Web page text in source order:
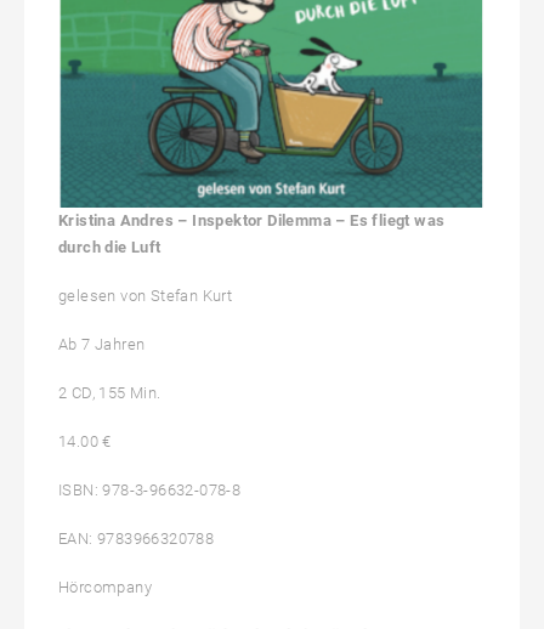
Kristina Andres – Inspektor Dilemma – Es fliegt was
durch die Luft
gelesen von Stefan Kurt
Ab 7 Jahren
2 CD, 155 Min.
14.00 €
ISBN: 978-3-96632-078-8
EAN: 9783966320788
Hörcompany